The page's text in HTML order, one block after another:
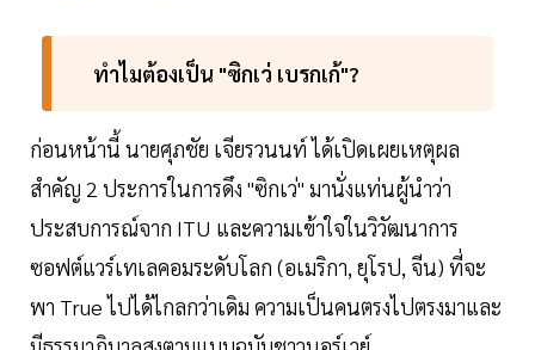
ทำไมต้องเป็น "ซิกเว่ เบรกเก้"?
ก่อนหน้านี้ นายศุภชัย เจียรวนนท์ ได้เปิดเผยเหตุผล
สำคัญ 2 ประการในการดึง "ซิกเว่" มานั่งแท่นผู้นำว่า
ประสบการณ์จาก ITU และความเข้าใจในวิวัฒนาการ
ซอฟต์แวร์เทเลคอมระดับโลก (อเมริกา, ยุโรป, จีน) ที่จะ
พา True ไปได้ไกลกว่าเดิม ความเป็นคนตรงไปตรงมาและ